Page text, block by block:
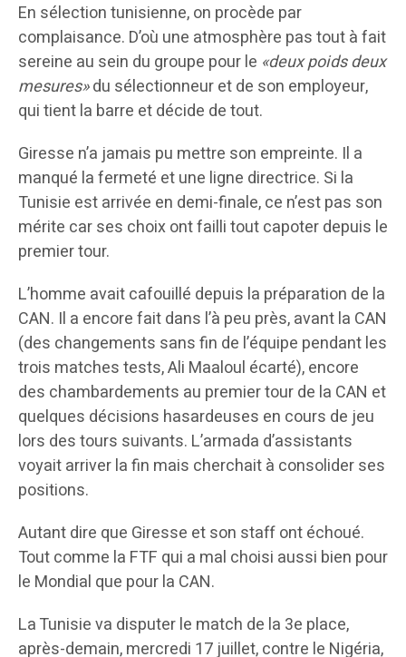
En sélection tunisienne, on procède par
complaisance. D’où une atmosphère pas tout à fait
sereine au sein du groupe pour le «deux poids deux
mesures»du sélectionneur et de son employeur,
qui tient la barre et décide de tout.
Giresse n’a jamais pu mettre son empreinte. Il a
manqué la fermeté et une ligne directrice. Si la
Tunisie est arrivée en demi-finale, ce n’est pas son
mérite car ses choix ont failli tout capoter depuis le
premier tour.
L’homme avait cafouillé depuis la préparation de la
CAN. Il a encore fait dans l’à peu près, avant la CAN
(des changements sans fin de l’équipe pendant les
trois matches tests, Ali Maaloul écarté), encore
des chambardements au premier tour de la CAN et
quelques décisions hasardeuses en cours de jeu
lors des tours suivants. L’armada d’assistants
voyait arriver la fin mais cherchait à consolider ses
positions.
Autant dire que Giresse et son staff ont échoué.
Tout comme la FTF qui a mal choisi aussi bien pour
le Mondial que pour la CAN.
La Tunisie va disputer le match de la 3e place,
après-demain, mercredi 17 juillet, contre le Nigéria,